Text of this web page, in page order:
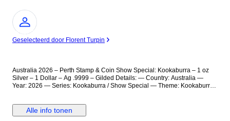
Expert
Geselecteerd door Florent Turpin
Australia 2026 – Perth Stamp & Coin Show Special: Kookaburra – 1 oz
Silver – 1 Dollar – Ag .9999 – Gilded Details: — Country: Australia —
Year: 2026 — Series: Kookaburra / Show Special — Theme: Kookaburra
40.6 mm — Mint / Issuer: Perth Mint Description: This special issue was
released for the Perth Stamp & Coin Show and features the iconic
Alle info tonen